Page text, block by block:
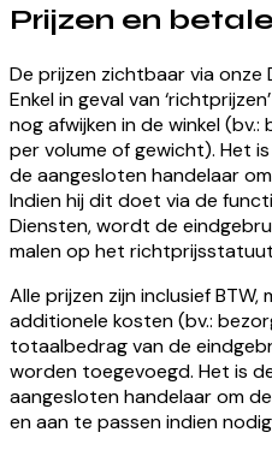
Prijzen en
De prijzen zichtbaar via onze
Enkel in geval van
nog afwijken in de winkel
per volume of gewicht). Het
de aangesloten handelaar
Indien hij dit doet via de
Diensten, wordt de
malen op het
Alle prijzen zijn inclusief
additionele kosten (bv.:
totaalbedrag van de
worden toegevoegd. Het is
aangesloten handelaar om
en aan te passen indien